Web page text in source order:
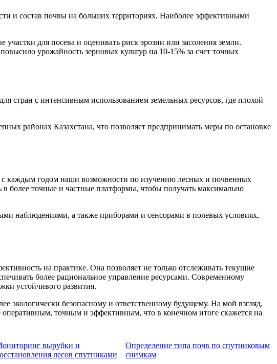
и состав почвы на больших территориях. Наиболее эффективными
для посева и оценивать риск эрозии или засоления земли.
урожайность зерновых культур на 10-15% за счет точных
стран с интенсивным использованием земельных ресурсов, где плохой
районах Казахстана, что позволяет предпринимать меры по остановке
с каждым годом наши возможности по изучению лесных и почвенных
более точные и частные платформы, чтобы получать максимально
наблюдениями, а также приборами и сенсорами в полевых условиях,
на практике. Она позволяет не только отслеживать текущие
более рациональное управление ресурсами. Современному
устойчивого развития.
безопасному и ответственному будущему. На мой взгляд,
точным и эффективным, что в конечном итоге скажется на
вырубки и
лесов спутниками
Определение типа почв по спутниковым
снимкам